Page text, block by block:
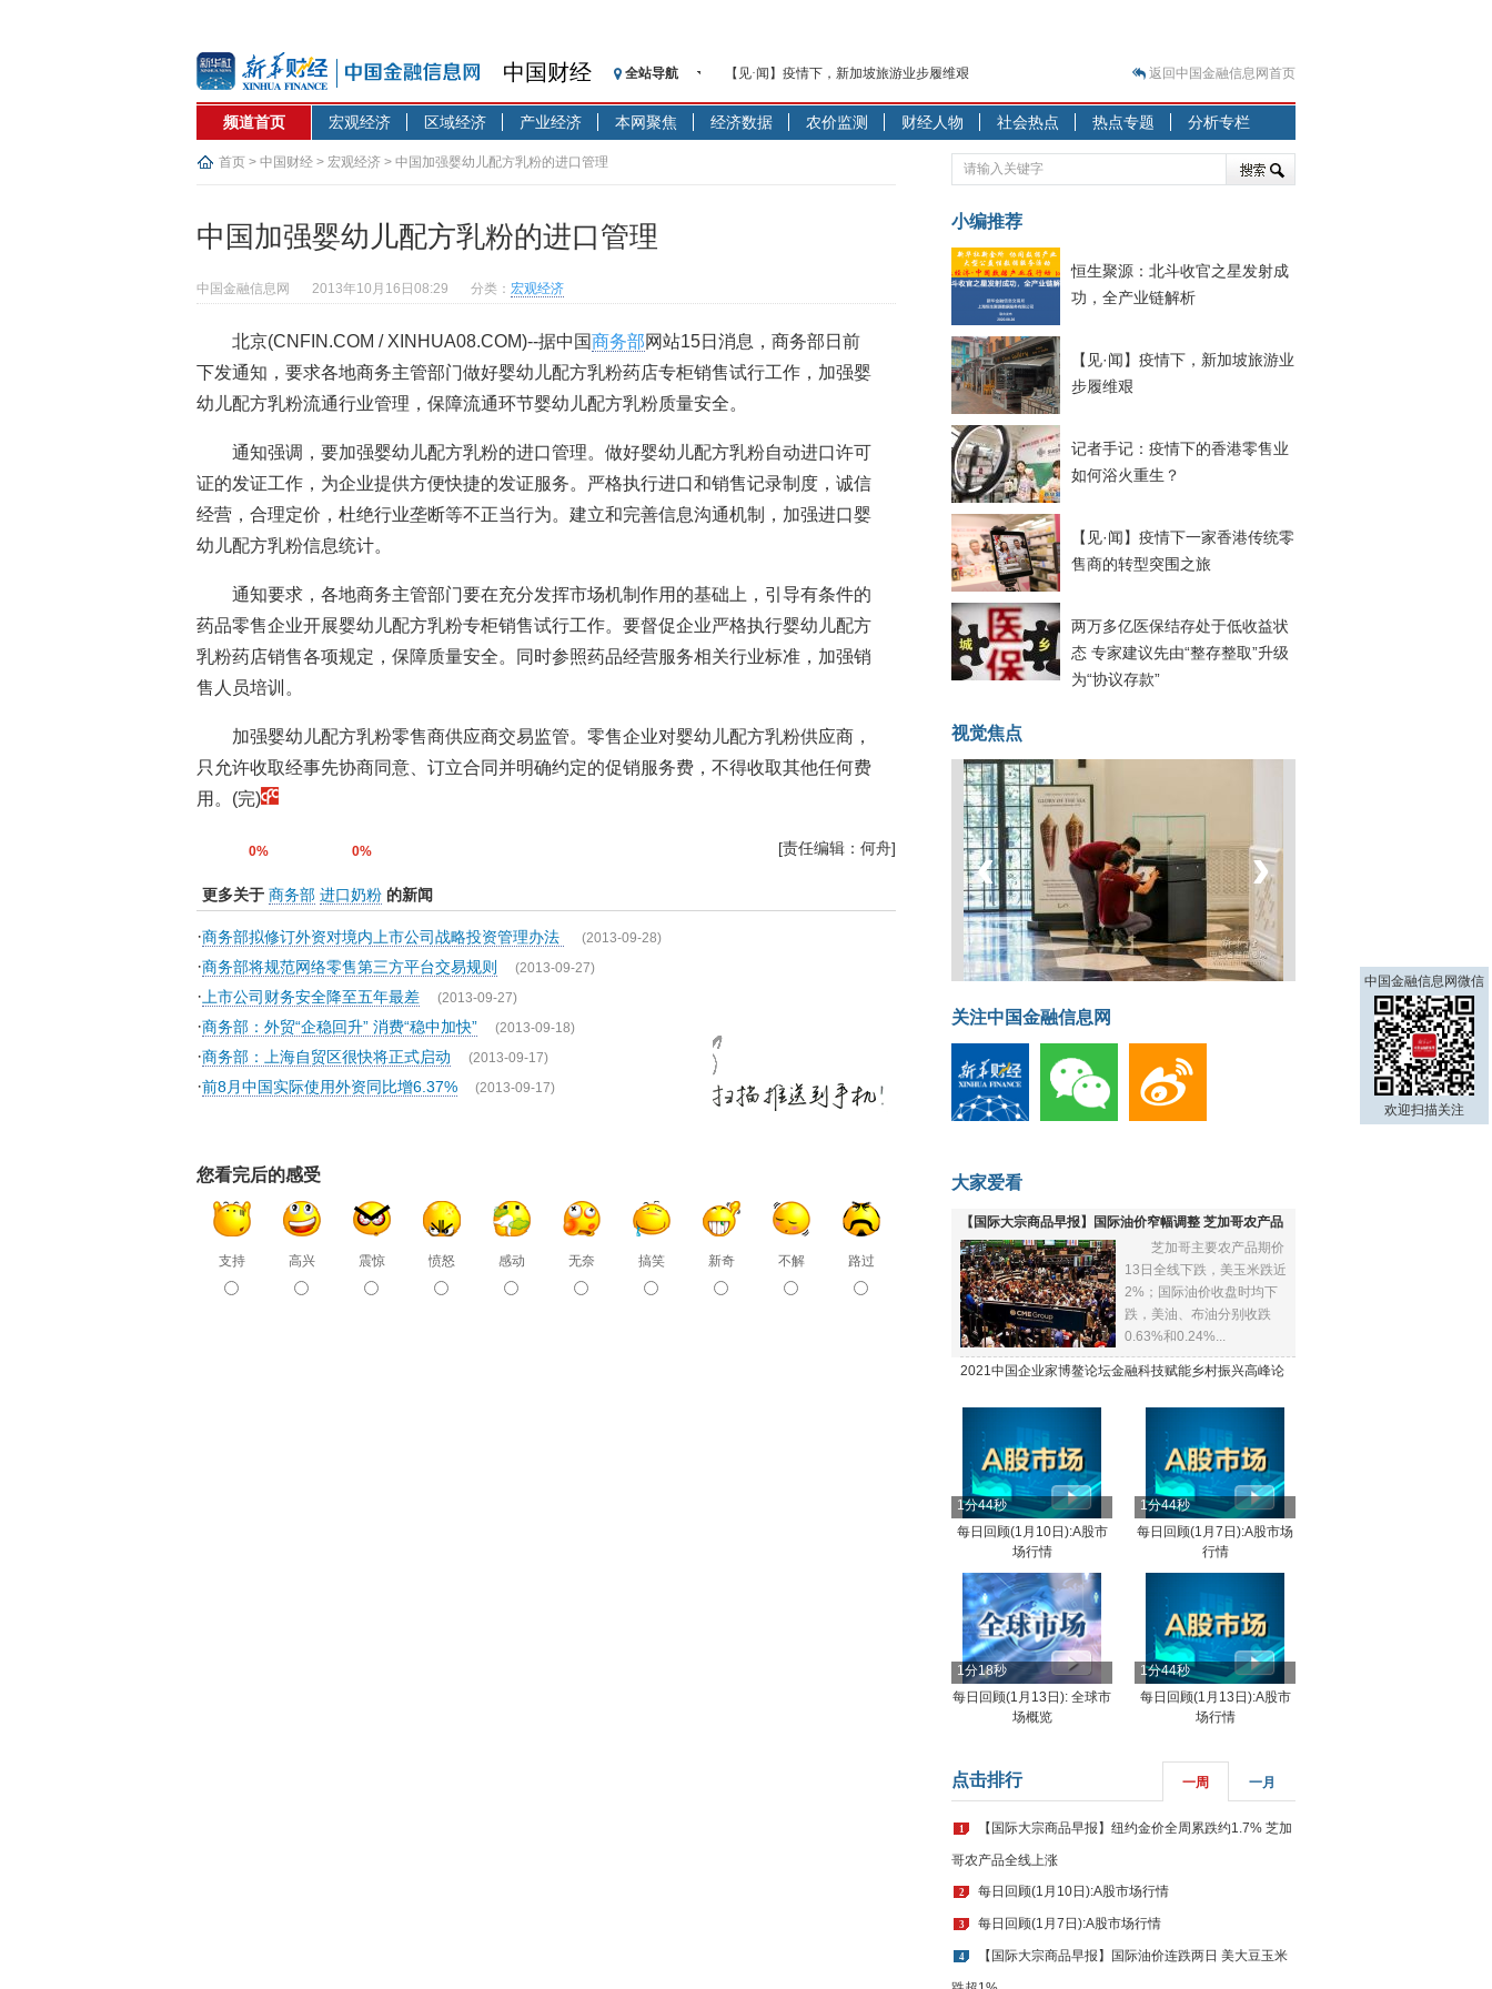
中国财经 全站导航
【见·闻】疫情下，新加坡旅游业步履维艰
记者手记：疫情下的香港零售业如何浴火重生？
【见·闻】疫情下一家香港传统零售商的转型突围之旅
济安金信：中国基金市场数据分析周报（2020. 07.27—2020.07.31）
【新华财经调查】同业存单、结构性存款玩起“跷跷板” 结构性失衡藏
央行公开市场净投放300亿元 短端资金利率明显下行
基本面及股市双轮冲击 债市回调十年期债表现最弱
沥青期货连续两日涨逾3% 沪银及两粕涨势喜人
恒生聚源：北斗收官之星发射成功，全产业链解析
济安金信：中国基金市场数据分析周报（2020. 08.17—2020.08.21）
返回中国金融信息网首页
频道首页 宏观经济 区域经济 产业经济 本网聚焦 经济数据 农价监测 财经人物 社会热点 热点专题 分析专栏
首页 > 中国财经 > 宏观经济 > 中国加强婴幼儿配方乳粉的进口管理
中国加强婴幼儿配方乳粉的进口管理
中国金融信息网 2013年10月16日08:29 分类： 宏观经济
北京(CNFIN.COM / XINHUA08.COM)--据中国商务部网站15日消息，商务部日前
下发通知，要求各地商务主管部门做好婴幼儿配方乳粉药店专柜销售试行工作，加强婴
幼儿配方乳粉流通行业管理，保障流通环节婴幼儿配方乳粉质量安全。
通知强调，要加强婴幼儿配方乳粉的进口管理。做好婴幼儿配方乳粉自动进口许可
证的发证工作，为企业提供方便快捷的发证服务。严格执行进口和销售记录制度，诚信
经营，合理定价，杜绝行业垄断等不正当行为。建立和完善信息沟通机制，加强进口婴
幼儿配方乳粉信息统计。
通知要求，各地商务主管部门要在充分发挥市场机制作用的基础上，引导有条件的
药品零售企业开展婴幼儿配方乳粉专柜销售试行工作。要督促企业严格执行婴幼儿配方
乳粉药店销售各项规定，保障质量安全。同时参照药品经营服务相关行业标准，加强销
售人员培训。
加强婴幼儿配方乳粉零售商供应商交易监管。零售企业对婴幼儿配方乳粉供应商，
只允许收取经事先协商同意、订立合同并明确约定的促销服务费，不得收取其他任何费
用。(完)
0% 0% [责任编辑：何舟]
更多关于 商务部 进口奶粉 的新闻
·商务部拟修订外资对境内上市公司战略投资管理办法 (2013-09-28)
·商务部将规范网络零售第三方平台交易规则 (2013-09-27)
· 上市公司财务安全降至五年最差 (2013-09-27)
·商务部：外贸“企稳回升” 消费“稳中加快” (2013-09-18)
·商务部：上海自贸区很快将正式启动 (2013-09-17)
·前8月中国实际使用外资同比增6.37% (2013-09-17)
您看完后的感受
支持 高兴 震惊 愤怒 感动 无奈 搞笑 新奇 不解 路过
小编推荐
恒生聚源：北斗收官之星发射成
功，全产业链解析
【见·闻】疫情下，新加坡旅游业
步履维艰
记者手记：疫情下的香港零售业
如何浴火重生？
【见·闻】疫情下一家香港传统零
售商的转型突围之旅
两万多亿医保结存处于低收益状
态 专家建议先由“整存整取”升级
为“协议存款”
视觉焦点
菲律宾：防疫降级
‹ ›
关注中国金融信息网
大家爱看
【国际大宗商品早报】国际油价窄幅调整 芝加哥农产品
全线下跌
芝加哥主要农产品期价
13日全线下跌，美玉米跌近
2%；国际油价收盘时均下
跌，美油、布油分别收跌
0.63%和0.24%...
2021中国企业家博鳌论坛金融科技赋能乡村振兴高峰论
1分44秒
每日回顾(1月10日):A股市
场行情
1分44秒
每日回顾(1月7日):A股市场
行情
1分18秒
每日回顾(1月13日): 全球市
场概览
1分44秒
每日回顾(1月13日):A股市
场行情
点击排行 一周 一月
1 【国际大宗商品早报】纽约金价全周累跌约1.7% 芝加
哥农产品全线上涨
2 每日回顾(1月10日):A股市场行情
3 每日回顾(1月7日):A股市场行情
4 【国际大宗商品早报】国际油价连跌两日 美大豆玉米
中国金融信息网微信
欢迎扫描关注